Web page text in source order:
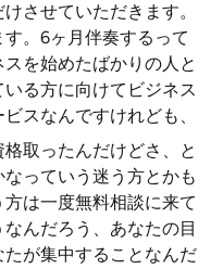
させていただきます。
。6ヶ月伴奏するって
を始めたばかりの人と
る方に向けてビジネス
スなんですけれども、
取ったんだけどさ、と
っていう迷う方とかも
は一度無料相談に来て
んだろう、あなたの目
が集中することなんだ